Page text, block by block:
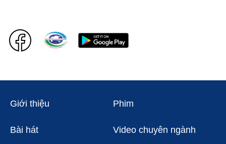
Giới thiệu Phim
Bài hát Video chuyên ngành